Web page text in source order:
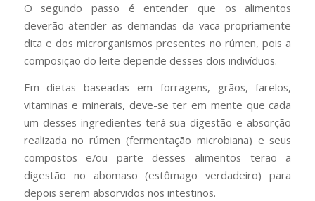
O segundo passo é entender que os alimentos
deverão atender as demandas da vaca propriamente
dita e dos microrganismos presentes no rúmen, pois a
composição do leite depende desses dois indivíduos.
Em dietas baseadas em forragens, grãos, farelos,
vitaminas e minerais, deve-se ter em mente que cada
um desses ingredientes terá sua digestão e absorção
realizada no rúmen (fermentação microbiana) e seus
compostos e/ou parte desses alimentos terão a
digestão no abomaso (estômago verdadeiro) para
depois serem absorvidos nos intestinos.